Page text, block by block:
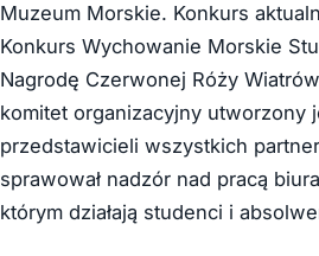
Muzeum Morskie. Konkurs
Konkurs Wychowanie Morskie
Nagrodę Czerwonej Róży
komitet organizacyjny utworzony
przedstawicieli wszystkich
sprawował nadzór nad pracą
którym działają studenci i